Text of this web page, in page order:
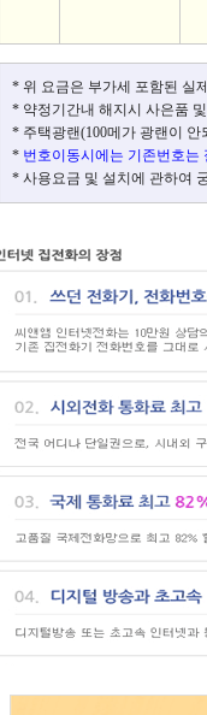
* 위 요금은 부가세 포함된 실
* 약정기간내 해지시 사은품
* 주택광랜(100메가 광랜이
* 번호이동시에는 기존번호는
* 사용요금 및 설치에 관하여